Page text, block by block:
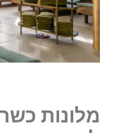
מלונות